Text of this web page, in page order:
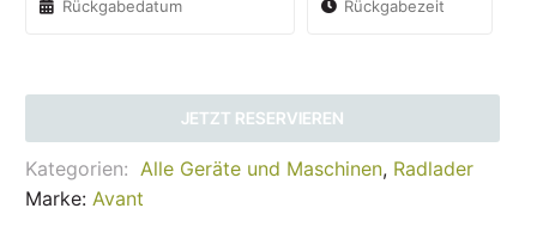
JETZT RESERVIEREN
Kategorien: Alle Geräte und Maschinen, Radlader
Marke: Avant